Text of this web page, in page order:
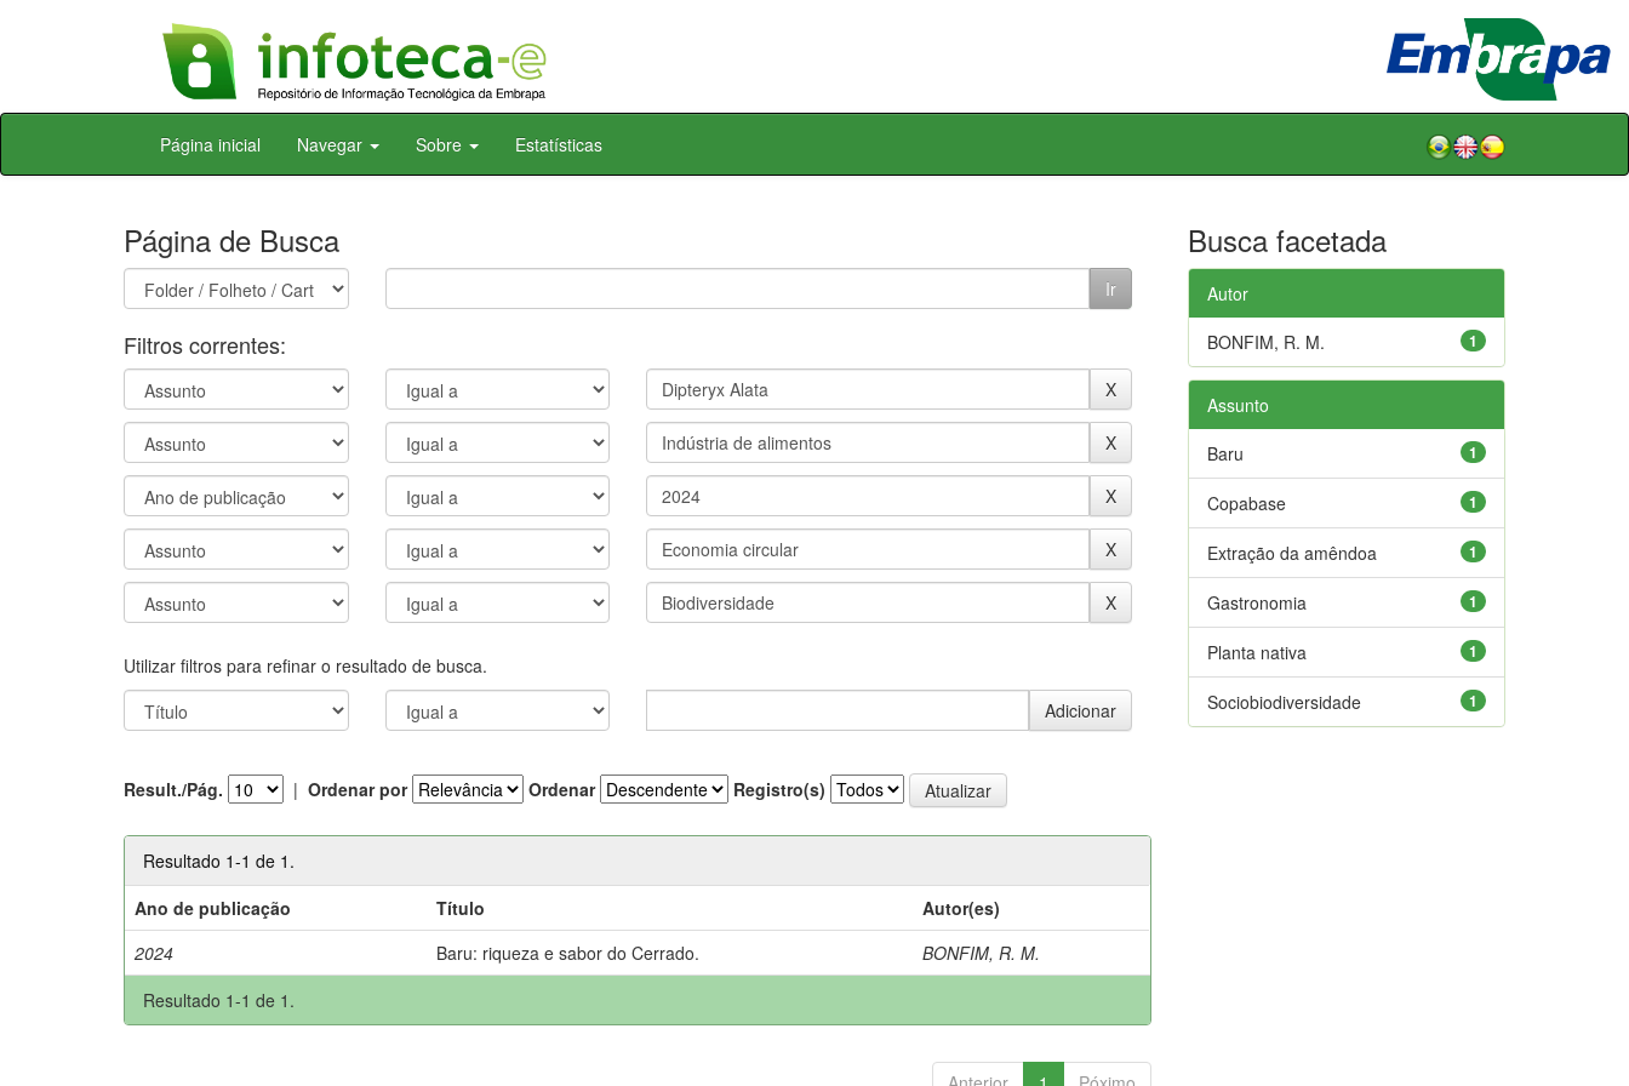
Skip
Página inicial Navegar Sobre Estatísticas
Página de Busca
Filtros correntes:
Utilizar filtros para refinar o resultado de busca.
Result./Pág. | Ordenar por Ordenar Registro(s)
Resultado 1-1 de 1.
Ano de publicação
Título
Autor(es)
2024
Baru: riqueza e sabor do Cerrado.
BONFIM, R. M.
Resultado 1-1 de 1.
Busca facetada
Autor
1
BONFIM, R. M.
Assunto
1
Baru
1
Copabase
1
Extração da amêndoa
1
Gastronomia
1
Planta nativa
1
Sociobiodiversidade